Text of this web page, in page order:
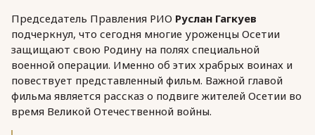
Председатель Правления РИО Руслан Гагкуев
подчеркнул, что сегодня многие уроженцы Осетии
защищают свою Родину на полях специальной
военной операции. Именно об этих храбрых воинах и
повествует представленный фильм. Важной главой
фильма является рассказ о подвиге жителей Осетии во
время Великой Отечественной войны.